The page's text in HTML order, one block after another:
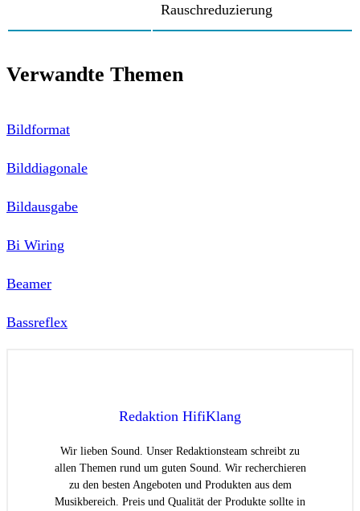
Rauschreduzierung
Verwandte Themen
Bildformat
Bilddiagonale
Bildausgabe
Bi Wiring
Beamer
Bassreflex
Redaktion HifiKlang
Wir lieben Sound. Unser Redaktionsteam schreibt zu
allen Themen rund um guten Sound. Wir recherchieren
zu den besten Angeboten und Produkten aus dem
Musikbereich. Preis und Qualität der Produkte sollte in